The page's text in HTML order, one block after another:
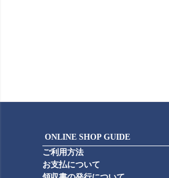
ONLINE SHOP GUIDE
ご利用方法
お支払について